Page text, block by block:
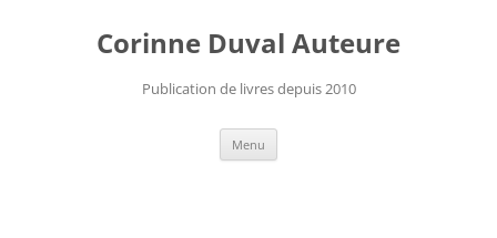
Corinne Duval Auteure
Publication de livres depuis 2010
Menu